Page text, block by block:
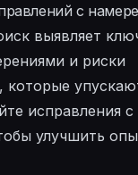
с
выявляет
и риски
которые
исправления
улучшить